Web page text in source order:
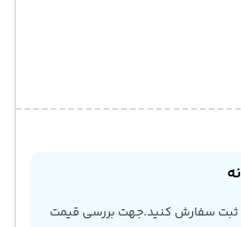
ثبت سفارش کنید.جهت بررسی قیمت